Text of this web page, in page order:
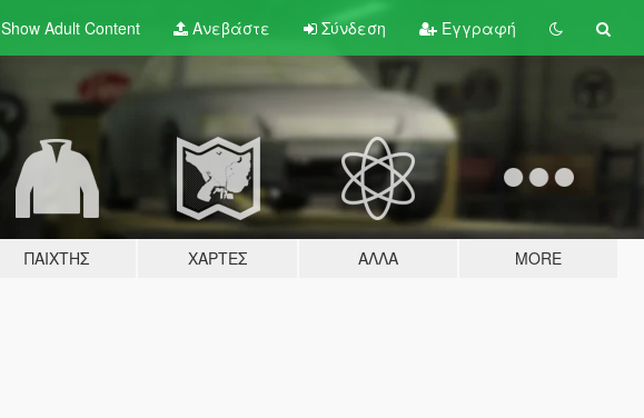
Show Adult Content Ανεβάστε Σύνδεση Εγγραφή
ΠΑΊΧΤΗΣ ΧΆΡΤΕΣ ΆΛΛΑ MORE